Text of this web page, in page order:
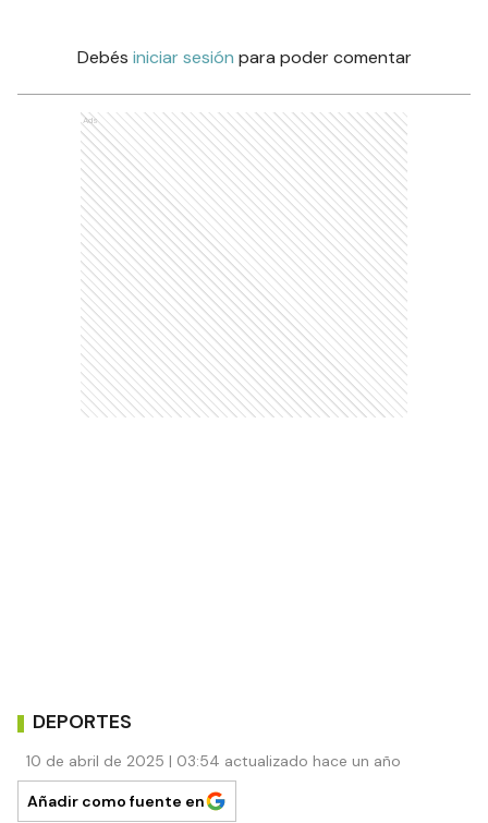
Debés iniciar sesión para poder comentar
Ads
DEPORTES
10 de abril de 2025 | 03:54 actualizado hace un año
Añadir como fuente en